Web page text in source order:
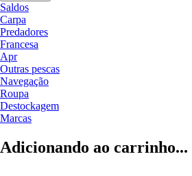
Saldos
Carpa
Predadores
Francesa
Apr
Outras pescas
Navegação
Roupa
Destockagem
Marcas
Adicionando ao carrinho...